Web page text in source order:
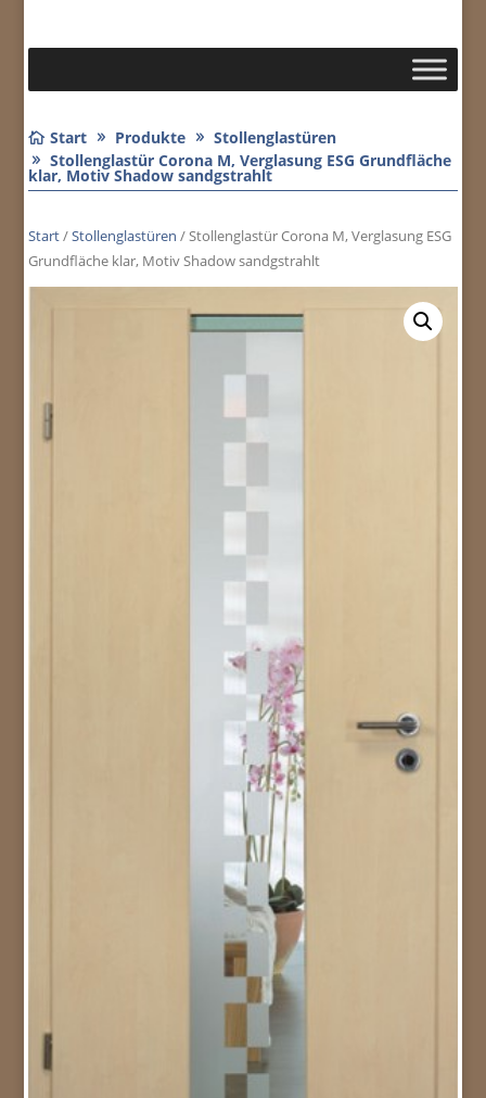
Start Produkte
Stollenglastüren
Stollenglastür Corona M, Verglasung ESG Grundfläche
klar, Motiv Shadow sandgstrahlt
Start/Stollenglastüren / Stollenglastür Corona M, Verglasung ESG
Grundfläche klar, Motiv Shadow sandgstrahlt